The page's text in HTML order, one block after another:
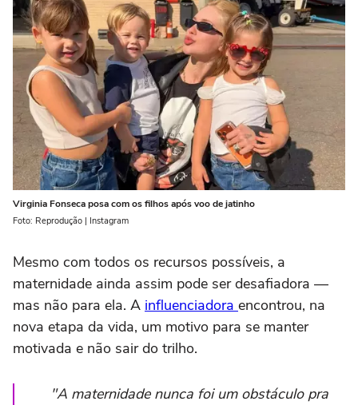
Virginia Fonseca posa com os filhos após voo de jatinho
Foto: Reprodução | Instagram
Mesmo com todos os recursos possíveis, a
maternidade ainda assim pode ser desafiadora —
mas não para ela. A influenciadora encontrou, na
nova etapa da vida, um motivo para se manter
motivada e não sair do trilho.
"A maternidade nunca foi um obstáculo pra